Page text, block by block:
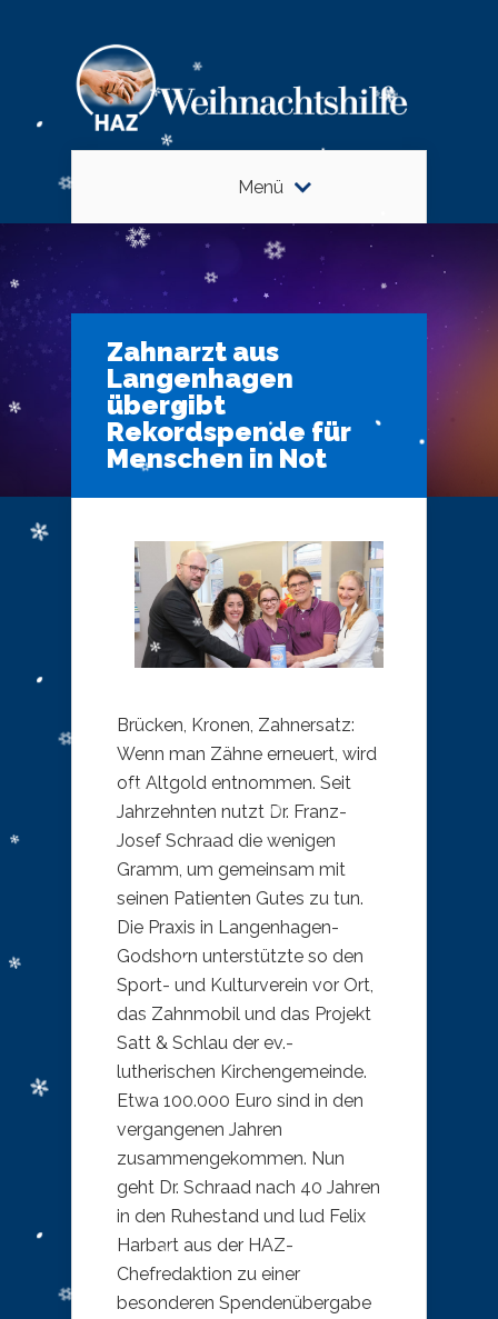
Menü
Zahnarzt aus
Langenhagen
übergibt
Rekordspende für
Menschen in Not
Brücken, Kronen, Zahnersatz:
Wenn man Zähne erneuert, wird
oft Altgold entnommen. Seit
Jahrzehnten nutzt Dr. Franz-
Josef Schraad die wenigen
Gramm, um gemeinsam mit
seinen Patienten Gutes zu tun.
Die Praxis in Langenhagen-
Godshorn unterstützte so den
Sport- und Kulturverein vor Ort,
das Zahnmobil und das Projekt
Satt & Schlau der ev.-
lutherischen Kirchengemeinde.
Etwa 100.000 Euro sind in den
vergangenen Jahren
zusammengekommen. Nun
geht Dr. Schraad nach 40 Jahren
in den Ruhestand und lud Felix
Harbart aus der HAZ-
Chefredaktion zu einer
besonderen Spendenübergabe